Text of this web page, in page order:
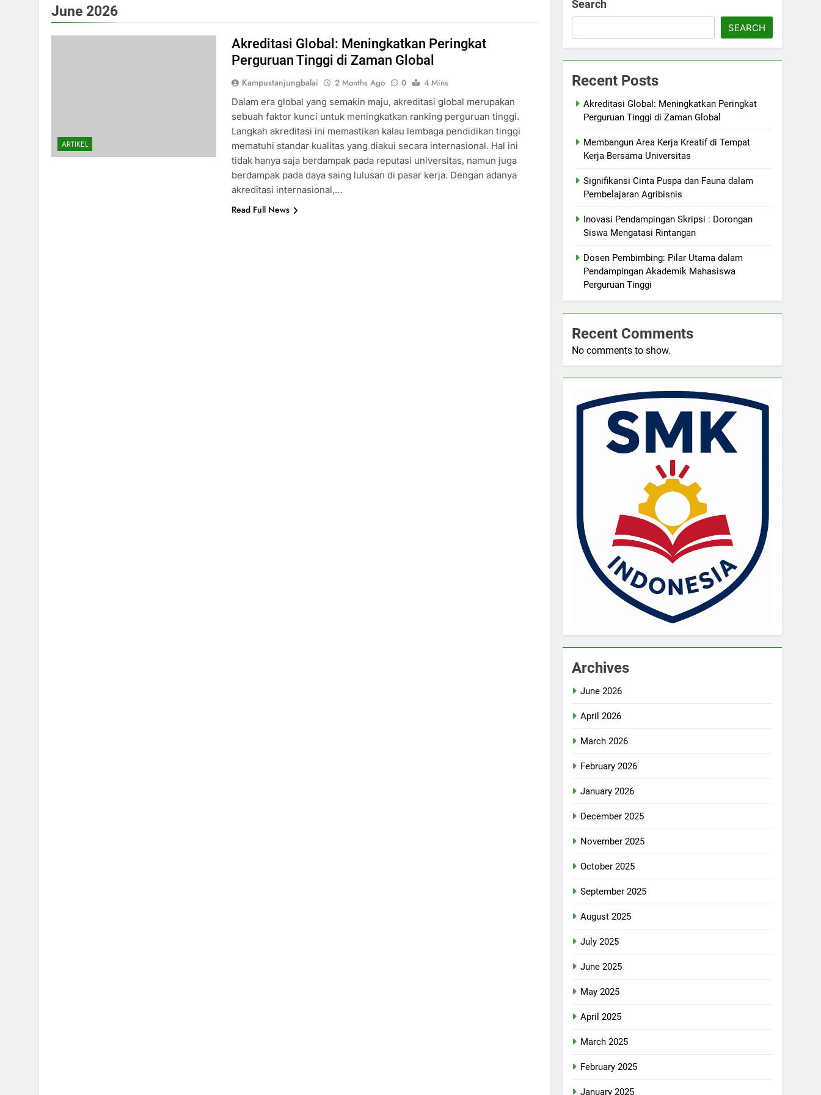
June 2026
ARTIKEL
Akreditasi Global: Meningkatkan Peringkat
Perguruan Tinggi di Zaman Global
Kampustanjungbalai 2 Months Ago 0
4 Mins
Dalam era global yang semakin maju, akreditasi global merupakan
sebuah faktor kunci untuk meningkatkan ranking perguruan tinggi.
Langkah akreditasi ini memastikan kalau lembaga pendidikan tinggi
mematuhi standar kualitas yang diakui secara internasional. Hal ini
tidak hanya saja berdampak pada reputasi universitas, namun juga
berdampak pada daya saing lulusan di pasar kerja. Dengan adanya
akreditasi internasional,…
Read Full News
Search
SEARCH
Recent Posts
Akreditasi Global: Meningkatkan Peringkat
Perguruan Tinggi di Zaman Global
Membangun Area Kerja Kreatif di Tempat
Kerja Bersama Universitas
Signifikansi Cinta Puspa dan Fauna dalam
Pembelajaran Agribisnis
Inovasi Pendampingan Skripsi : Dorongan
Siswa Mengatasi Rintangan
Dosen Pembimbing: Pilar Utama dalam
Pendampingan Akademik Mahasiswa
Perguruan Tinggi
Recent Comments
No comments to show.
Archives
June 2026
April 2026
March 2026
February 2026
January 2026
December 2025
November 2025
October 2025
September 2025
August 2025
July 2025
June 2025
May 2025
April 2025
March 2025
February 2025
January 2025